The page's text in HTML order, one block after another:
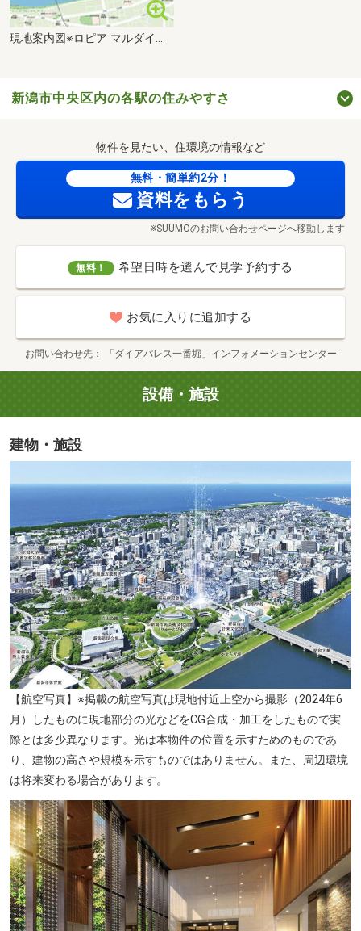
現地案内図※ロピア マルダイ新潟店／約810m(2025年9月開業済)
新潟市中央区内の各駅の住みやすさ
物件を見たい、住環境の情報など
無料・簡単約2分！
資料をもらう
※SUUMOのお問い合わせページへ移動します
無料！ 希望日時を選んで見学予約する
お気に入りに追加する
お問い合わせ先 「ダイアパレス一番堀」インフォメーションセンター
設備・施設
建物・施設
【航空写真】※掲載の航空写真は現地付近上空から撮影（2024年6
月）したものに現地部分の光などをCG合成・加工をしたもので実
際とは多少異なります。光は本物件の位置を示すためのものであ
り、建物の高さや規模を示すものではありません。また、周辺環境
は将来変わる場合があります。